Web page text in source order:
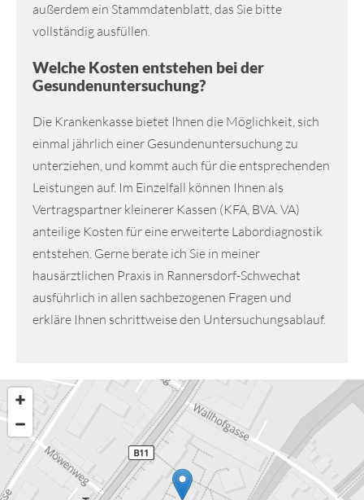
außerdem ein Stammdatenblatt, das Sie bitte
vollständig ausfüllen.
Welche Kosten entstehen bei der
Gesundenuntersuchung?
Die Krankenkasse bietet Ihnen die Möglichkeit, sich
einmal jährlich einer Gesundenuntersuchung zu
unterziehen, und kommt auch für die entsprechenden
Leistungen auf. Im Einzelfall können Ihnen als
Vertragspartner kleinerer Kassen (KFA, BVA. VA)
anteilige Kosten für eine erweiterte Labordiagnostik
entstehen. Gerne berate ich Sie in meiner
hausärztlichen Praxis in Rannersdorf-Schwechat
ausführlich in allen sachbezogenen Fragen und
erkläre Ihnen schrittweise den Untersuchungsablauf.